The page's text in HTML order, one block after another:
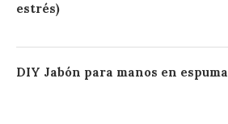
estrés)
DIY Jabón para manos en espuma